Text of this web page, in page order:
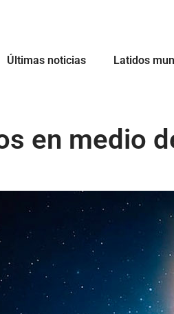
Últimas noticias Latidos
en medio